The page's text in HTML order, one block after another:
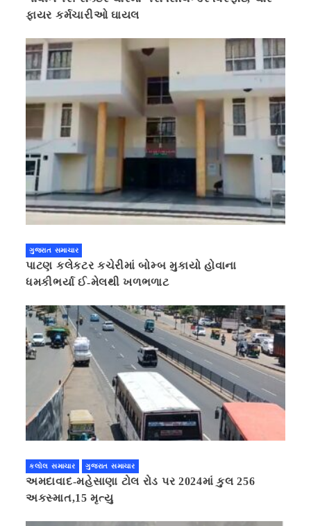
ફાયર કર્મચારીઓ ઘાયલ
ગુજરાત સમાચાર
પાટણ કલેકટર કચેરીમાં બોમ્બ મુકાયો હોવાના
ધમકીભર્યા ઈ-મેલથી ખળભળાટ
કલોલ સમાચાર ગુજરાત સમાચાર
અમદાવાદ-મહેસાણા ટોલ રોડ પર 2024માં કુલ 256
અકસ્માત,15 મૃત્યુ